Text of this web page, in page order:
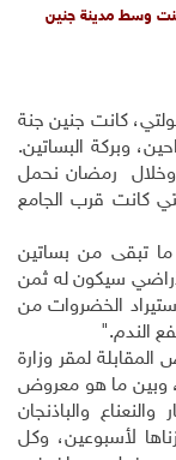
وسط مدينة جنين
كانت جنين جنة
وبركة البساتين.
وخلال رمضان نحمل
التي كانت قرب الجامع
تبقى من بساتين
سيكون له ثمن
الخضروات من
الندم."
لمقر وزارة
وبين ما هو معروض
والباذنجان
لأسبوعين، وكل